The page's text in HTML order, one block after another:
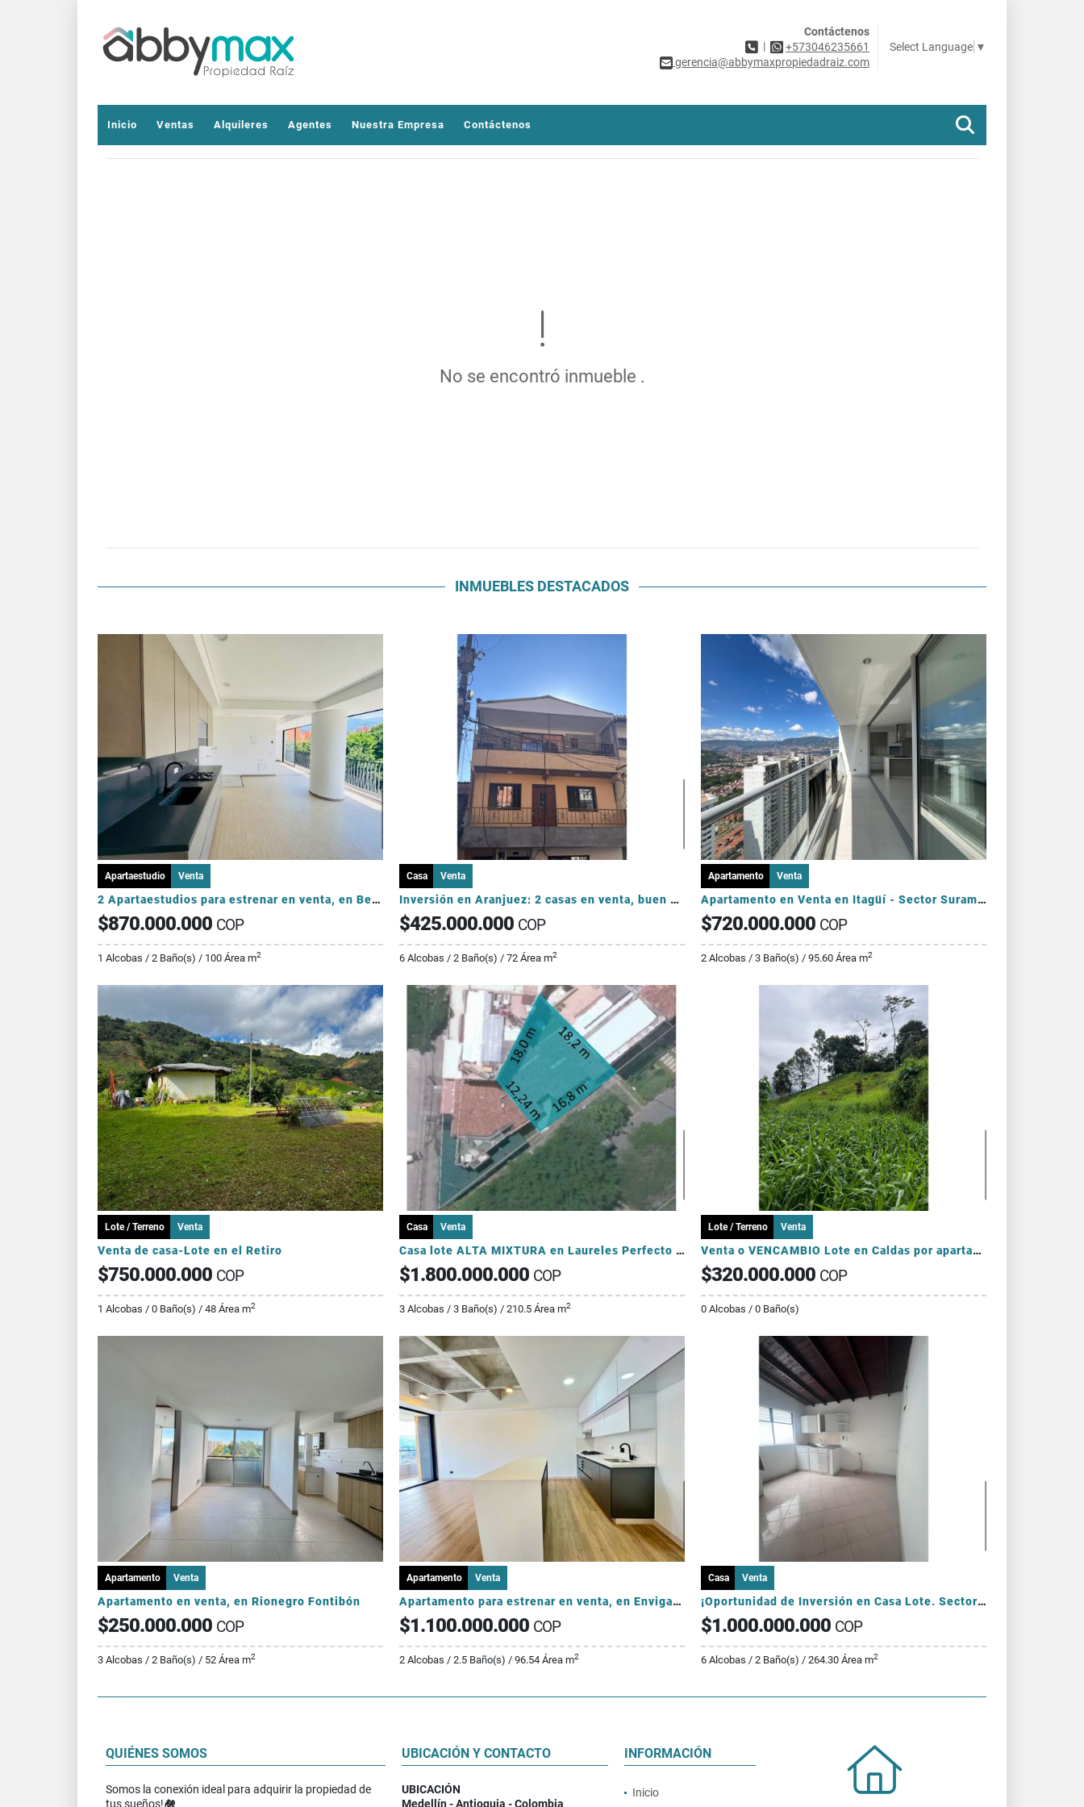
Contáctenos
|
+573046235661
gerencia@abbymaxpropiedadraiz.com
Select Language ▼
Inicio Ventas Alquileres Agentes Nuestra Empresa Contáctenos
No se encontró inmueble .
INMUEBLES DESTACADOS
Apartaestudio Venta
2 Apartaestudios para estrenar en venta, en Belén Alameda-INVERSIONIST
$870.000.000 COP
1 Alcobas / 2 Baño(s) / 100 Área m2
Casa Venta
Inversión en Aranjuez: 2 casas en venta, buen precio
$425.000.000 COP
6 Alcobas / 2 Baño(s) / 72 Área m2
Apartamento Venta
Apartamento en Venta en Itagüí - Sector Suramérica
$720.000.000 COP
2 Alcobas / 3 Baño(s) / 95.60 Área m2
Lote / Terreno Venta
Venta de casa-Lote en el Retiro
$750.000.000 COP
1 Alcobas / 0 Baño(s) / 48 Área m2
Casa Venta
Casa lote ALTA MIXTURA en Laureles Perfecto para proyectos para AIRBNB
$1.800.000.000 COP
3 Alcobas / 3 Baño(s) / 210.5 Área m2
Lote / Terreno Venta
Venta o VENCAMBIO Lote en Caldas por apartamento en el sector Laureles
$320.000.000 COP
0 Alcobas / 0 Baño(s)
Apartamento Venta
Apartamento en venta, en Rionegro Fontibón
$250.000.000 COP
3 Alcobas / 2 Baño(s) / 52 Área m2
Apartamento Venta
Apartamento para estrenar en venta, en Envigado-Loma de los Mesa
$1.100.000.000 COP
2 Alcobas / 2.5 Baño(s) / 96.54 Área m2
Casa Venta
¡Oportunidad de Inversión en Casa Lote. Sector La América!
$1.000.000.000 COP
6 Alcobas / 2 Baño(s) / 264.30 Área m2
QUIÉNES SOMOS
Somos la conexión ideal para adquirir la propiedad de
tus sueños!🏘️
UBICACIÓN Y CONTACTO
UBICACIÓN
Medellín - Antioquia - Colombia
INFORMACIÓN
Inicio